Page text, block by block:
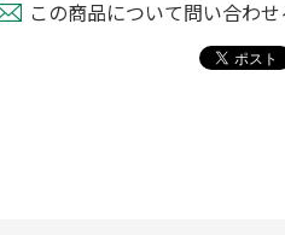
この商品について問い合わせ